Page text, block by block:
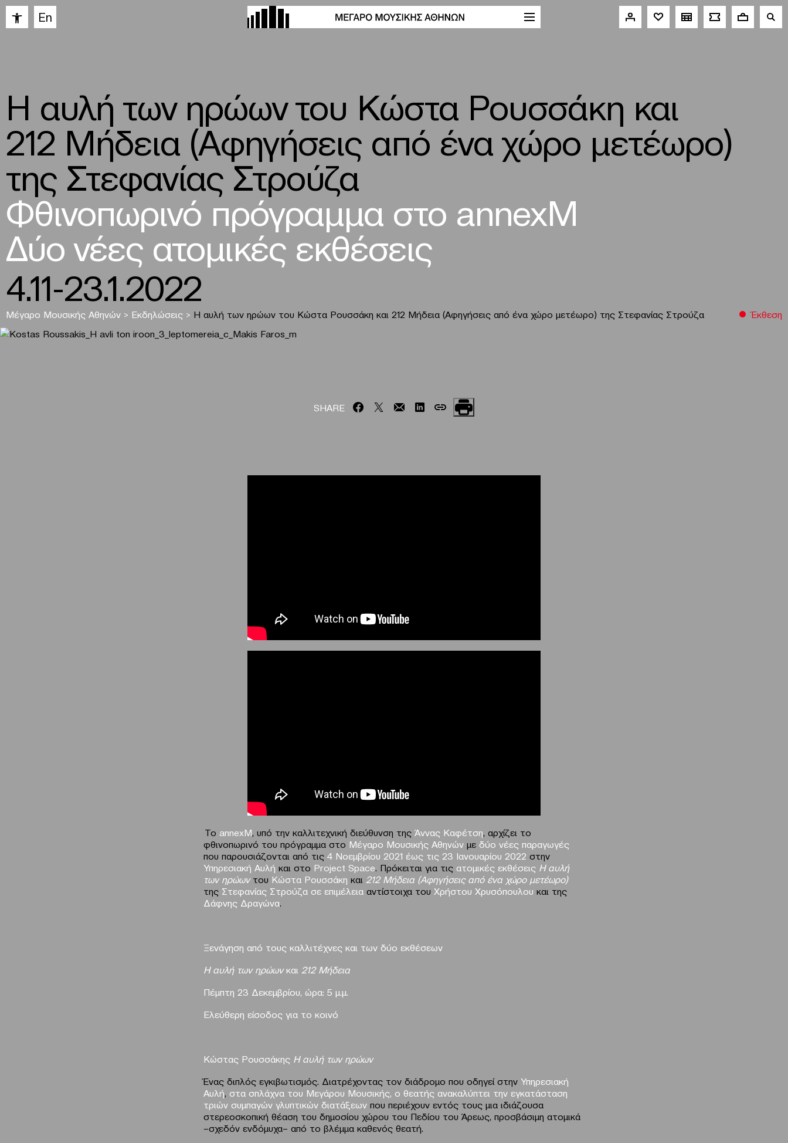
Ανοίξτε τη γραμμή εργαλείων
En
H αυλή των ηρώων του Κώστα Ρουσσάκη και
212 Mήδεια (Αφηγήσεις από ένα χώρο μετέωρο)
της Στεφανίας Στρούζα
Φθινοπωρινό πρόγραμμα στο annexM
Δύο νέες ατομικές εκθέσεις
4.11-23.1.2022
Μέγαρο Μουσικής Αθηνών > Εκδηλώσεις > H αυλή των ηρώων του Κώστα Ρουσσάκη και 212 Mήδεια (Αφηγήσεις από ένα χώρο μετέωρο) της Στεφανίας Στρούζα Έκθεση
SHARE
Το annexM , υπό την καλλιτεχνική διεύθυνση της Άννας Καφέτση , αρχίζει το
φθινοπωρινό του πρόγραμμα στο Μέγαρο Μουσικής Αθηνών με δύο νέες παραγωγές
που παρουσιάζονται από τις 4 Νοεμβρίου 2021 έως τις 23 Ιανουαρίου 2022 στην
Υπηρεσιακή Αυλή και στο Project Space . Πρόκειται για τις ατομικές εκθέσεις Η αυλή
των ηρώων του Κώστα Ρουσσάκη και 212 Μήδεια (Aφηγήσεις από ένα χώρο μετέωρο)
της Στεφανίας Στρούζα σε επιμέλεια αντίστοιχα του Χρήστου Χρυσόπουλου και της
Δάφνης Δραγώνα
Ξενάγηση από τους καλλιτέχνες και των δύο εκθέσεων
Η αυλή των ηρώωνκαι 212 Μήδεια
Πέμπτη 23 Δεκεμβρίου, ώρα: 5 μ.μ.
Ελεύθερη είσοδος για το κοινό
Κώστας Ρουσσάκης Η αυλή των ηρώων
Ένας διπλός εγκιβωτισμός. Διατρέχοντας τον διάδρομο που οδηγεί στην Υπηρεσιακή
Αυλή στα σπλάχνα του Μεγάρου Μουσικής, ο θεατής ανακαλύπτει την εγκατάσταση
τριών συμπαγών γλυπτικών διατάξεων που περιέχουν εντός τους μια ιδιάζουσα
στερεοσκοπική θέαση του δημοσίου χώρου του Πεδίου του Άρεως, προσβάσιμη ατομικά
–σχεδόν ενδόμυχα– από το βλέμμα καθενός θεατή.